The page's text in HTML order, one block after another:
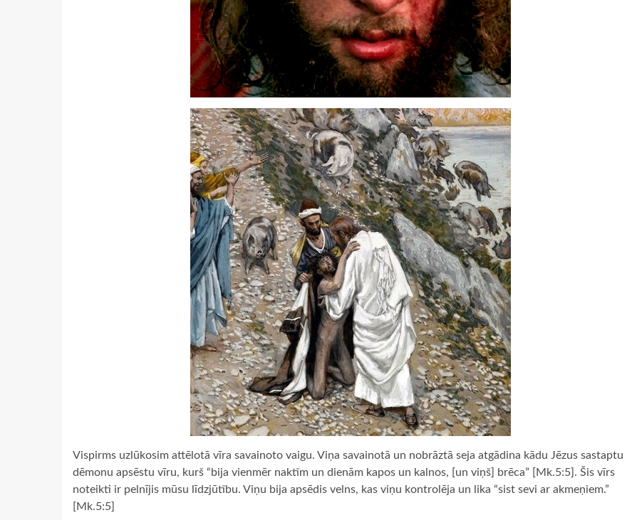
Vispirms uzlūkosim attēlotā vīra savainoto vaigu. Viņa savainotā un nobrāztā seja atgādina kādu Jēzus sastaptu
dēmonu apsēstu vīru, kurš “bija vienmēr naktīm un dienām kapos un kalnos, [un viņš] brēca” [Mk.5:5]. Šis vīrs
noteikti ir pelnījis mūsu līdzjūtību. Viņu bija apsēdis velns, kas viņu kontrolēja un lika “sist sevi ar akmeņiem.”
[Mk.5:5]